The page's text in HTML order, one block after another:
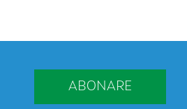
ABONARE